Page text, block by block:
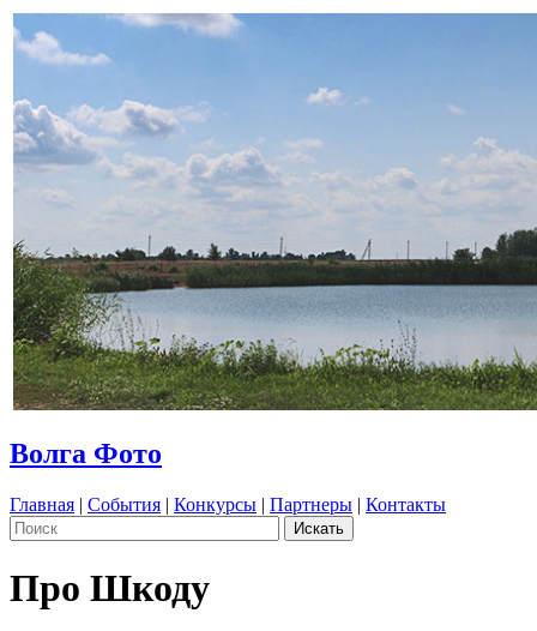
Волга Фото
Главная | События | Конкурсы | Партнеры | Контакты
Про Шкоду